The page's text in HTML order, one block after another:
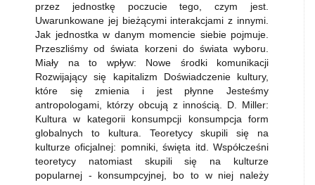
przez jednostkę poczucie tego, czym jest.
Uwarunkowane jej bieżącymi interakcjami z innymi.
Jak jednostka w danym momencie siebie pojmuje.
Przeszliśmy od świata korzeni do świata wyboru.
Miały na to wpływ: Nowe środki komunikacji
Rozwijający się kapitalizm Doświadczenie kultury,
które się zmienia i jest płynne Jesteśmy
antropologami, którzy obcują z innością. D. Miller:
Kultura w kategorii konsumpcji konsumpcja form
globalnych to kultura. Teoretycy skupili się na
kulturze oficjalnej: pomniki, święta itd. Współcześni
teoretycy natomiast skupili się na kulturze
popularnej - konsumpcyjnej, bo to w niej należy